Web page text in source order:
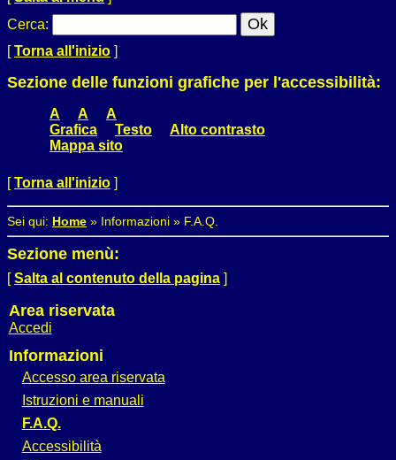
Cerca:
[Torna all'inizio ]
Sezione delle funzioni grafiche per l'accessibilità:
A A
A
Grafica
Testo
Alto contrasto
Mappa sito
[Torna all'inizio ]
Sei qui: Home » Informazioni » F.A.Q.
Sezione menù:
[Salta al contenuto della pagina ]
Area riservata
Accedi
Informazioni
Accesso area riservata
Istruzioni e manuali
F.A.Q.
Accessibilità